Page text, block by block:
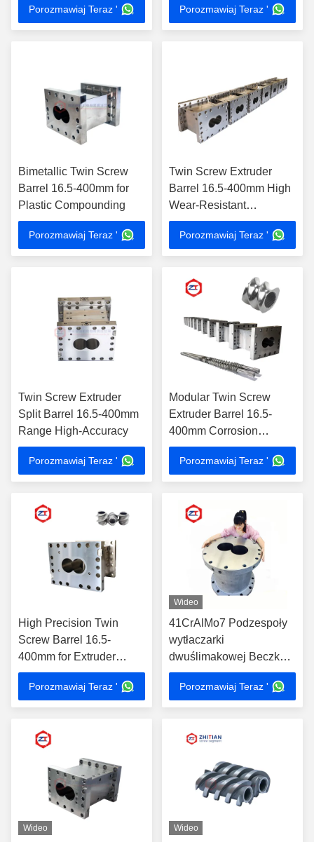
Porozmawiaj Teraz ' Porozmawiaj Teraz '
Bimetallic Twin Screw
Barrel 16.5-400mm for
Plastic Compounding
Porozmawiaj Teraz '
Twin Screw Extruder
Barrel 16.5-400mm High
Wear-Resistant
Cr12MoV
Porozmawiaj Teraz '
Twin Screw Extruder
Split Barrel 16.5-400mm
Range High-Accuracy
Porozmawiaj Teraz '
Modular Twin Screw
Extruder Barrel 16.5-
400mm Corrosion
Resistant
Porozmawiaj Teraz '
High Precision Twin
Screw Barrel 16.5-
400mm for Extruder
Machine
Porozmawiaj Teraz '
Wideo
41CrAlMo7 Podzespoły
wytłaczarki
dwuślimakowej Beczka
do przemysłu
petrochemicznego
maszyn z tworzyw
Porozmawiaj Teraz '
Wideo Wideo